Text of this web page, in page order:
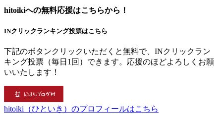
hitoikiへの無料応援はこちらから！
INクリックランキング投票はこちら
下記のボタンクリックいただくと無料で、INクリックラン
キング投票（毎日1回）できます。応援のほどよろしくお願
いいたします！
hitoiki（ひといき）のプロフィールはこちら